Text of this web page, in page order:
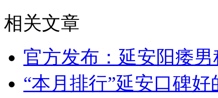
相关文章
官方发布：延安阳痿
“本月排行”延安口碑好